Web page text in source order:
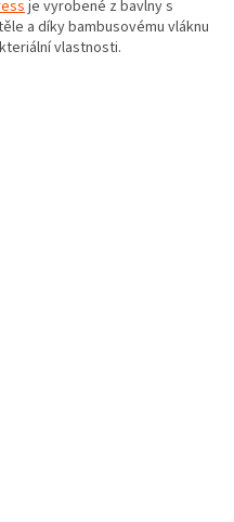
je vyrobené z bavlny s
a díky bambusovému vláknu
vlastnosti.